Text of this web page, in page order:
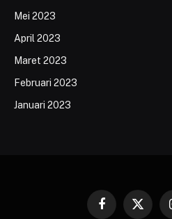
Mei 2023
April 2023
Maret 2023
Februari 2023
Januari 2023
Facebook
X